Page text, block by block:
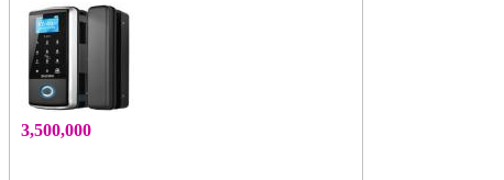
3,500,000